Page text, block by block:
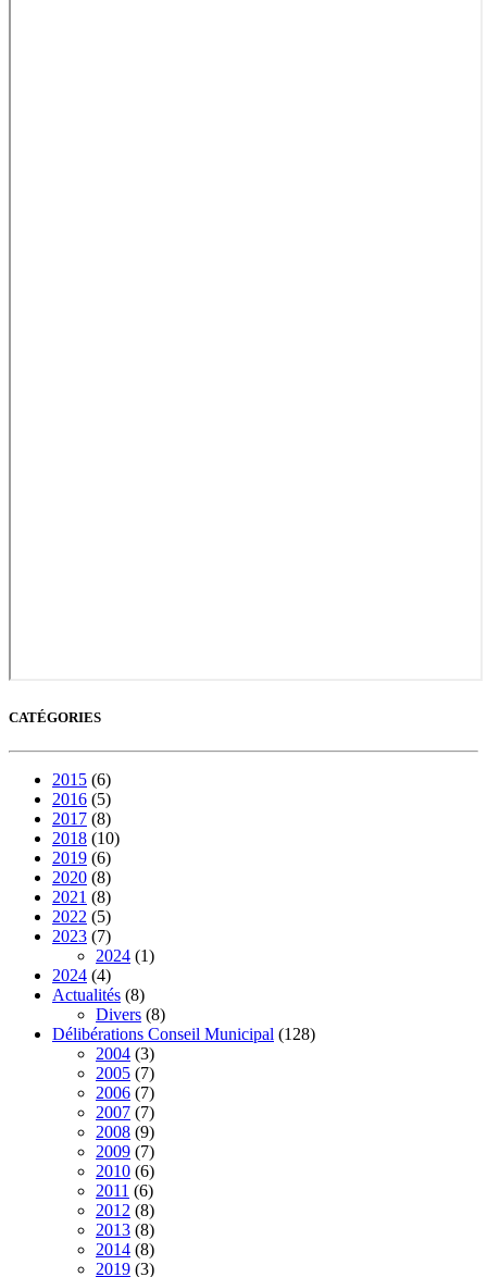
CATÉGORIES
2015 (6)
2016 (5)
2017 (8)
2018 (10)
2019 (6)
2020 (8)
2021 (8)
2022 (5)
2023 (7)
2024 (1)
2024 (4)
Actualités (8)
Divers (8)
Délibérations Conseil Municipal (128)
2004 (3)
2005 (7)
2006 (7)
2007 (7)
2008 (9)
2009 (7)
2010 (6)
2011 (6)
2012 (8)
2013 (8)
2014 (8)
2019 (3)